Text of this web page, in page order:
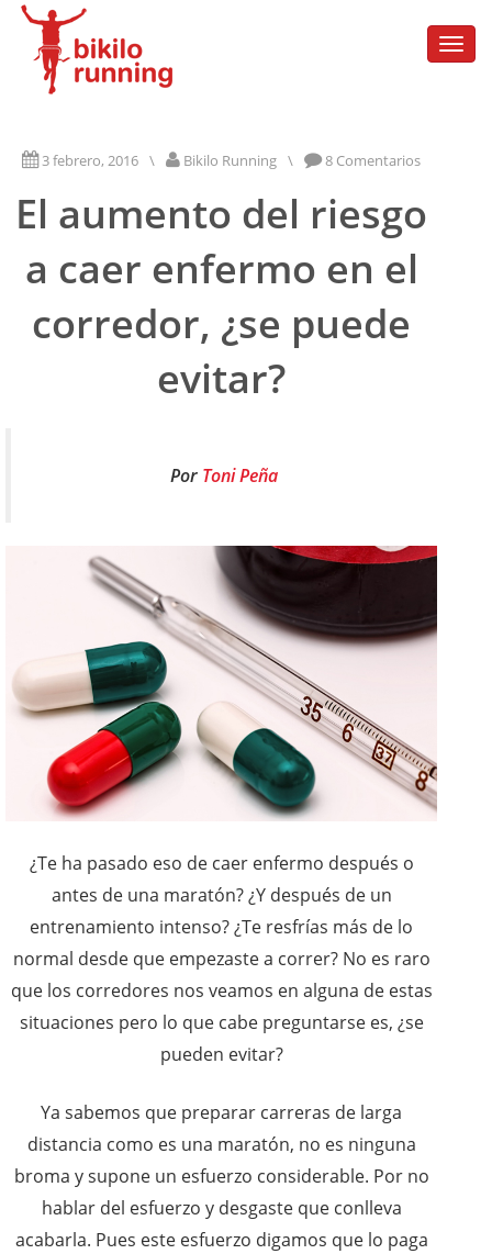
3 febrero, 2016 \ Bikilo Running \ 8 Comentarios
El aumento del riesgo
a caer enfermo en el
corredor, ¿se puede
evitar?
Por Toni Peña
¿Te ha pasado eso de caer enfermo después o
antes de una maratón? ¿Y después de un
entrenamiento intenso? ¿Te resfrías más de lo
normal desde que empezaste a correr? No es raro
que los corredores nos veamos en alguna de estas
situaciones pero lo que cabe preguntarse es, ¿se
pueden evitar?
Ya sabemos que preparar carreras de larga
distancia como es una maratón, no es ninguna
broma y supone un esfuerzo considerable. Por no
hablar del esfuerzo y desgaste que conlleva
acabarla. Pues este esfuerzo digamos que lo paga